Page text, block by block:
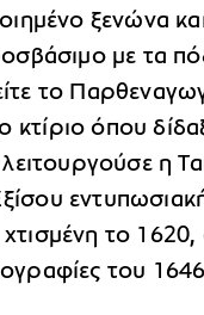
ξενώνα
με τα
το
όπου
η
εντυπωσιακή
το
του